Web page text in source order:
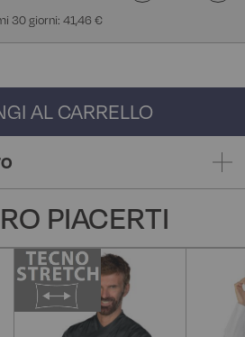
30 giorni: 41,46 €
AL CARRELLO
PIACERTI